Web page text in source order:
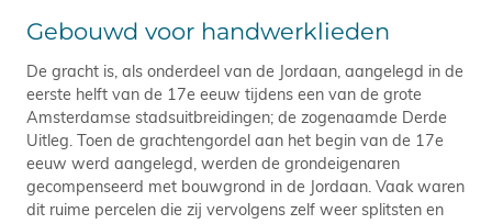
Gebouwd voor handwerklieden
De gracht is, als onderdeel van de Jordaan, aangelegd in de
eerste helft van de 17e eeuw tijdens een van de grote
Amsterdamse stadsuitbreidingen; de zogenaamde Derde
Uitleg. Toen de grachtengordel aan het begin van de 17e
eeuw werd aangelegd, werden de grondeigenaren
gecompenseerd met bouwgrond in de Jordaan. Vaak waren
dit ruime percelen die zij vervolgens zelf weer splitsten en